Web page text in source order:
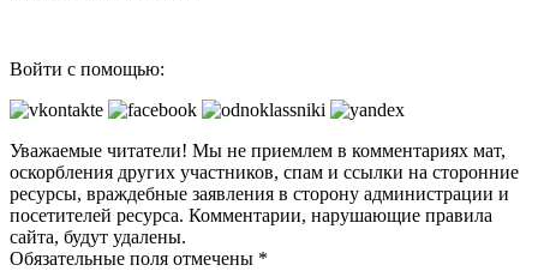
Войти с помощью:
Уважаемые читатели! Мы не приемлем в комментариях мат,
оскорбления других участников, спам и ссылки на сторонние
ресурсы, враждебные заявления в сторону администрации и
посетителей ресурса. Комментарии, нарушающие правила
сайта, будут удалены.
Обязательные поля отмечены *